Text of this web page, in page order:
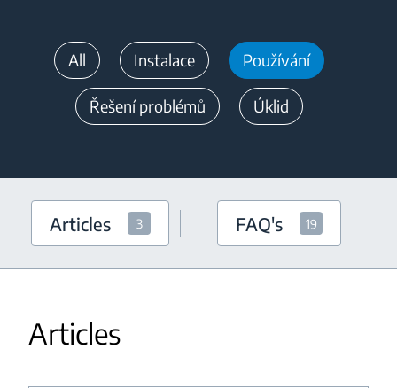
All Instalace Používání
Řešení problémů Úklid
Articles 3 FAQ's 19
Articles